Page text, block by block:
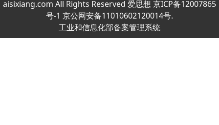
aisixiang.com All Rights Reserved 爱思想 京ICP备12007865
号-1 京公网安备11010602120014号.
工业和信息化部备案管理系统